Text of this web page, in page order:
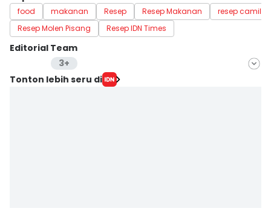
food makanan Resep Resep Makanan
resep camilan
Resep Molen Pisang
Resep IDN Times
Editorial Team
3+
Editor
Tonton lebih seru di